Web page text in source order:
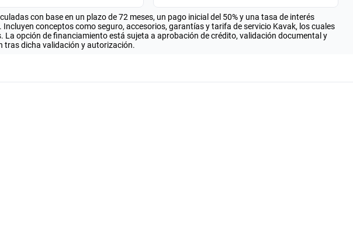
con base en un plazo de 72 meses, un pago inicial del 50% y una tasa de interés
conceptos como seguro, accesorios, garantías y tarifa de servicio Kavak, los cuales
opción de financiamiento está sujeta a aprobación de crédito, validación documental y
tras dicha validación y autorización.